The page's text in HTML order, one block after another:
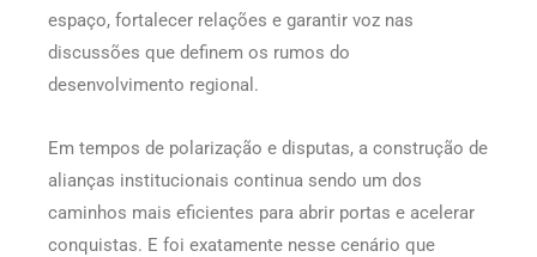
espaço, fortalecer relações e garantir voz nas
discussões que definem os rumos do
desenvolvimento regional.
Em tempos de polarização e disputas, a construção de
alianças institucionais continua sendo um dos
caminhos mais eficientes para abrir portas e acelerar
conquistas. E foi exatamente nesse cenário que